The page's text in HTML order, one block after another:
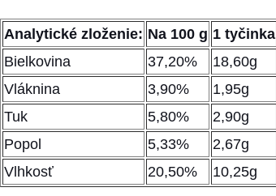
Analytické zloženie: Na 100 g 1 tyčinka
Bielkovina
37,20%
18,60g
Vláknina
3,90%
1,95g
Tuk
5,80%
2,90g
Popol
5,33%
2,67g
Vlhkosť
20,50% 10,25g